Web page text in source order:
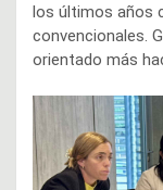
los últimos años
convencionales.
orientado más